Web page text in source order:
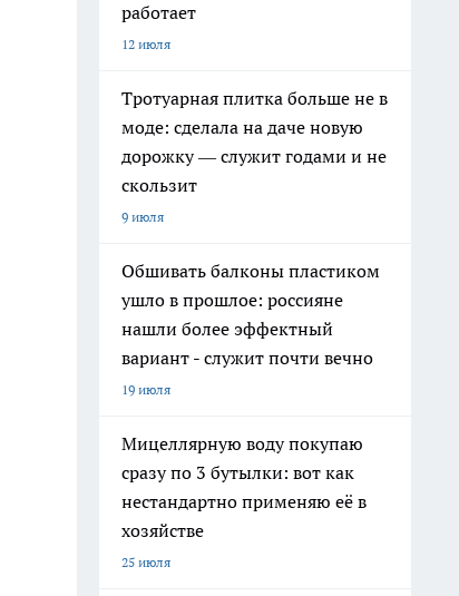
работает
12 июля
Тротуарная плитка больше не в
моде: сделала на даче новую
дорожку — служит годами и не
скользит
9 июля
Обшивать балконы пластиком
ушло в прошлое: россияне
нашли более эффектный
вариант - служит почти вечно
19 июля
Мицеллярную воду покупаю
сразу по 3 бутылки: вот как
нестандартно применяю её в
хозяйстве
25 июля